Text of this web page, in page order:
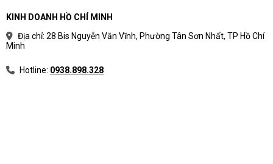
KINH DOANH HỒ CHÍ MINH
Địa chỉ: 28 Bis Nguyễn Văn Vĩnh, Phường Tân Sơn Nhất, TP Hồ Chí
Minh
Hotline: 0938.898.328